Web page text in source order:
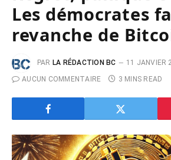
Les démocrates
revanche de
PAR LA RÉDACTION BC
11 JANVIER
AUCUN COMMENTAIRE
3 MINS READ